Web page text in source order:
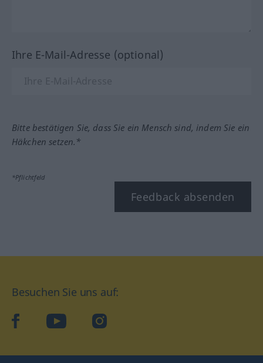
Ihre E-Mail-Adresse (optional)
Bitte bestätigen Sie, dass Sie ein Mensch sind, indem Sie ein
Häkchen setzen.*
*Pflichtfeld
Feedback absenden
Besuchen Sie uns auf:
facebookYouTube Instagram